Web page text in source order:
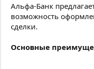
Альфа-Банк
возможность
сделки.
Основные